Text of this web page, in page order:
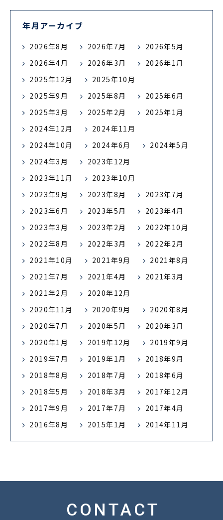
年月アーカイブ
2026年8月 2026年7月
2026年5月
2026年4月
2026年3月
2026年1月
2025年12月
2025年10月
2025年9月
2025年8月
2025年6月
2025年3月
2025年2月
2025年1月
2024年12月
2024年11月
2024年10月
2024年6月
2024年5月
2024年3月
2023年12月
2023年11月
2023年10月
2023年9月
2023年8月
2023年7月
2023年6月
2023年5月
2023年4月
2023年3月
2023年2月
2022年10月
2022年8月
2022年3月
2022年2月
2021年10月
2021年9月
2021年8月
2021年7月
2021年4月
2021年3月
2021年2月
2020年12月
2020年11月
2020年9月
2020年8月
2020年7月
2020年5月
2020年3月
2020年1月
2019年12月
2019年9月
2019年7月
2019年1月
2018年9月
2018年8月
2018年7月
2018年6月
2018年5月
2018年3月
2017年12月
2017年9月
2017年7月
2017年4月
2016年8月
2015年1月 2014年11月
CONTACT